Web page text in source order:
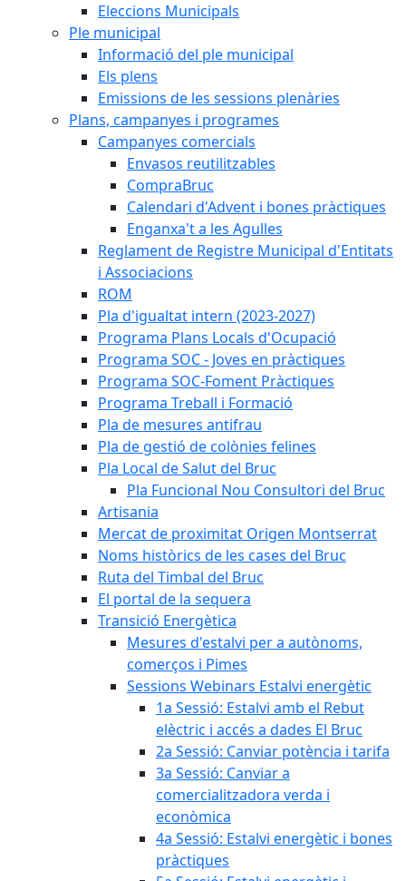
Eleccions Municipals
Ple municipal
Informació del ple municipal
Els plens
Emissions de les sessions plenàries
Plans, campanyes i programes
Campanyes comercials
Envasos reutilitzables
CompraBruc
Calendari d'Advent i bones pràctiques
Enganxa't a les Agulles
Reglament de Registre Municipal d'Entitats
i Associacions
ROM
Pla d'igualtat intern (2023-2027)
Programa Plans Locals d'Ocupació
Programa SOC - Joves en pràctiques
Programa SOC-Foment Pràctiques
Programa Treball i Formació
Pla de mesures antifrau
Pla de gestió de colònies felines
Pla Local de Salut del Bruc
Pla Funcional Nou Consultori del Bruc
Artisania
Mercat de proximitat Origen Montserrat
Noms històrics de les cases del Bruc
Ruta del Timbal del Bruc
El portal de la sequera
Transició Energètica
Mesures d'estalvi per a autònoms,
comerços i Pimes
Sessions Webinars Estalvi energètic
1a Sessió: Estalvi amb el Rebut
elèctric i accés a dades El Bruc
2a Sessió: Canviar potència i tarifa
3a Sessió: Canviar a
comercialitzadora verda i
econòmica
4a Sessió: Estalvi energètic i bones
pràctiques